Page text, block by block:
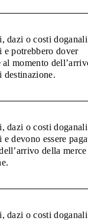
dazi o costi doganali
e potrebbero dover
al momento
destinazione.
dazi o costi doganali
e devono essere
della merce
dazi o costi doganali